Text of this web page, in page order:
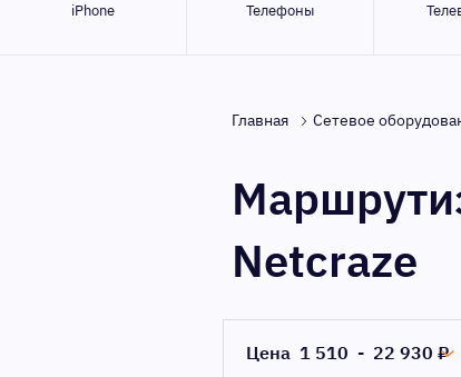
iPhone Телефоны
Главная Сетевое
Netcraze
Цена 1 510 - 22 930 ₽